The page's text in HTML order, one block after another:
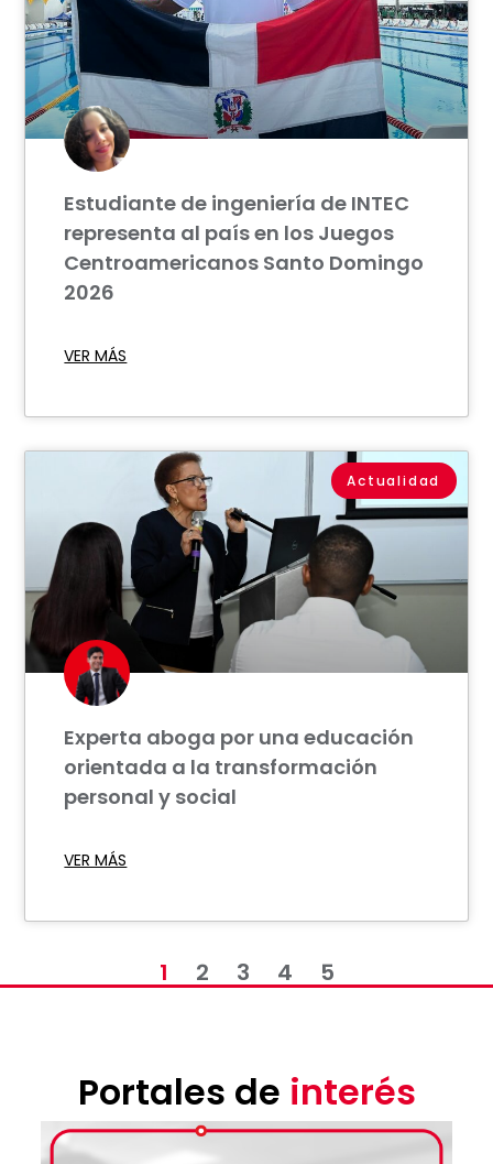
Estudiante de ingeniería de INTEC
representa al país en los Juegos
Centroamericanos Santo Domingo
2026
VER MÁS
Actualidad
Experta aboga por una educación
orientada a la transformación
personal y social
VER MÁS
1 2 3 4 5
Portales de interés